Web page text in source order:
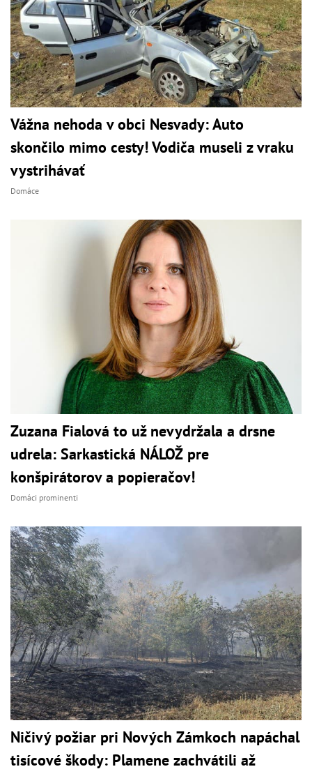
Vážna nehoda v obci Nesvady: Auto
skončilo mimo cesty! Vodiča museli z vraku
vystrihávať
Domáce
Zuzana Fialová to už nevydržala a drsne
udrela: Sarkastická NÁLOŽ pre
konšpirátorov a popieračov!
Domáci prominenti
Ničivý požiar pri Nových Zámkoch napáchal
tisícové škody: Plamene zachvátili až